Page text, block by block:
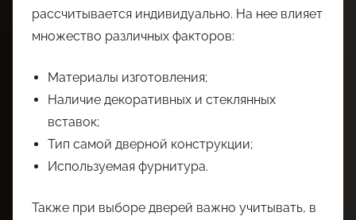
рассчитывается индивидуально. На нее влияет
множество различных факторов:
Материалы изготовления;
Наличие декоративных и стеклянных
вставок;
Тип самой дверной конструкции;
Используемая фурнитура.
Также при выборе дверей важно учитывать, в